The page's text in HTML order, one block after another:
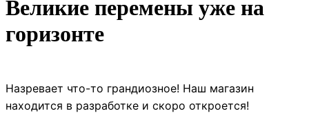
Великие перемены уже на
горизонте
Назревает что-то грандиозное! Наш магазин
находится в разработке и скоро откроется!